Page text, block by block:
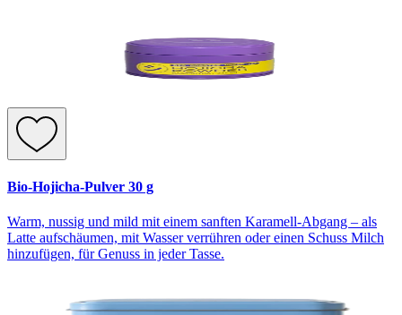
Bio-Hojicha-Pulver 30 g
Warm, nussig und mild mit einem sanften Karamell-Abgang – als
Latte aufschäumen, mit Wasser verrühren oder einen Schuss Milch
hinzufügen, für Genuss in jeder Tasse.